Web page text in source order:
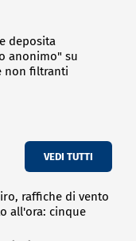
deposita
anonimo" su
non filtranti
VEDI TUTTI
raffiche di vento
all'ora: cinque